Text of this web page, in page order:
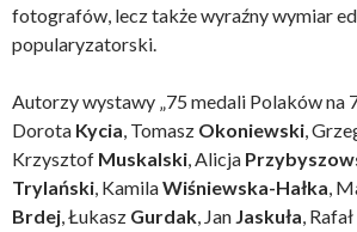
fotografów, lecz także wyraźny wymiar
popularyzatorski.
Autorzy wystawy „75 medali Polaków na
Dorota Kycia, Tomasz Okoniewski,
Krzysztof Muskalski, Alicja
Trylański, KamilaWiśniewska-Hałka,
Brdej, Łukasz Gurdak, Jan Jaskuła, Rafał